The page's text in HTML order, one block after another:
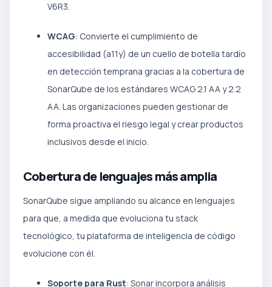
V6R3.
WCAG: Convierte el cumplimiento de
accesibilidad (a11y) de un cuello de botella tardío
en detección temprana gracias a la cobertura de
SonarQube de los estándares WCAG 2.1 AA y 2.2
AA. Las organizaciones pueden gestionar de
forma proactiva el riesgo legal y crear productos
inclusivos desde el inicio.
Cobertura de lenguajes más amplia
SonarQube sigue ampliando su alcance en lenguajes
para que, a medida que evoluciona tu stack
tecnológico, tu plataforma de inteligencia de código
evolucione con él.
Soporte para Rust: Sonar incorpora análisis